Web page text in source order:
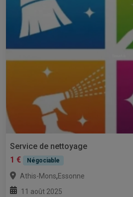
Service de nettoyage
1 €
Négociable
Athis-Mons,Essonne
11 août 2025